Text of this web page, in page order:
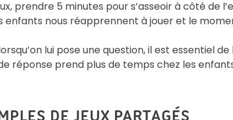
prendre 5 minutes pour s’asseoir à côté de
enfants nous réapprennent à jouer et le
lui pose une question, il est essentiel
réponse prend plus de temps chez les
DE JEUX PARTAGÉS